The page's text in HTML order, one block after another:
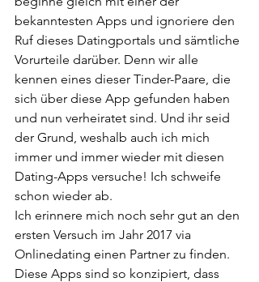
bekanntesten Apps und ignoriere den
Ruf dieses Datingportals und sämtliche
Vorurteile darüber. Denn wir alle
kennen eines dieser Tinder-Paare, die
sich über diese App gefunden haben
und nun verheiratet sind. Und ihr seid
der Grund, weshalb auch ich mich
immer und immer wieder mit diesen
Dating-Apps versuche! Ich schweife
schon wieder ab.
Ich erinnere mich noch sehr gut an den
ersten Versuch im Jahr 2017 via
Onlinedating einen Partner zu finden.
Diese Apps sind so konzipiert, dass